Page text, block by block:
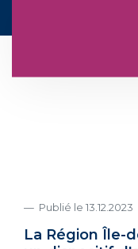
Publié le 13.12.2023
La Région Île-